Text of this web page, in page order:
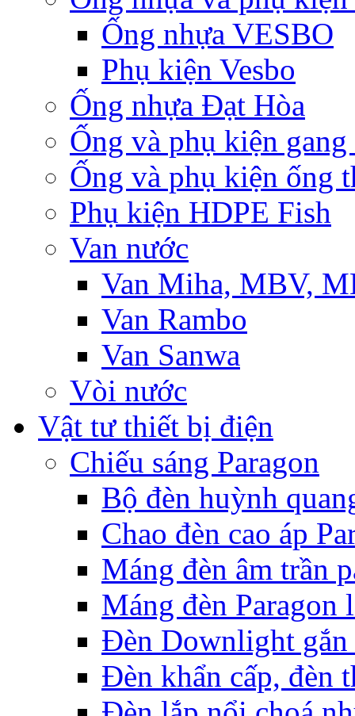
Ống nhựa VESBO
Phụ kiện Vesbo
Ống nhựa Đạt Hòa
Ống và phụ kiện gang
Ống và phụ kiện ống
Phụ kiện HDPE Fish
Van nước
Van Miha, MBV,
Van Rambo
Van Sanwa
Vòi nước
Vật tư thiết bị điện
Chiếu sáng Paragon
Bộ đèn huỳnh
Chao đèn cao áp
Máng đèn âm trần
Máng đèn Paragon
Đèn Downlight
Đèn khẩn cấp, đèn